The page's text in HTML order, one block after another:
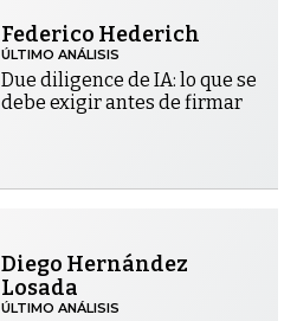
Federico Hederich
ÚLTIMO ANÁLISIS
Due diligence de IA: lo que se
debe exigir antes de firmar
Diego Hernández
Losada
ÚLTIMO ANÁLISIS